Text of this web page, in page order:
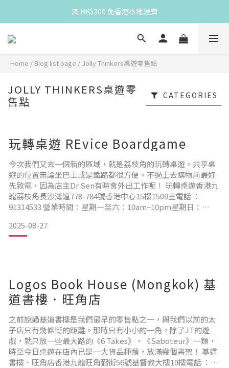
Spend HK$300 for free HK local delivery
滿 HK$300 免香港本地運費
Spend HK$300 for free HK local delivery
Home / Blog list page / Jolly Thinkers桌遊零售點
JOLLY THINKERS桌遊零
售點
CATEGORIES
玩轉桌遊 REvice Boardgame
今次我們又去一個新的區域，就是荔枝角的玩轉桌遊。共享桌
遊的位置無論坐巴士或是鐵路都很方便。不過上去購物前最好
先致電，因為店主Dr Sen有時會外出工作呢！ 玩轉桌遊香港九
龍荔枝角長沙灣道778-784號香港中心15樓1509室電話 ：
91314533 營業時間：星期一至六：10am~10pm星期日：
小魚大歷險》每次都有很多同學想買 :D▲ 店內搜羅不同地區的
桌遊，更有自家設計呢！
2025-08-27
Logos Book House (Mongkok) 基
道書樓．旺角店
之前說過基道書樓是我們最早的零售點之一，與我們以前的太
子店只有幾條街的距離。那時只有小小的一角，除了JT的遊
戲，就只放一些最大路的《6 Takes》、《Saboteur》一類，
時至今日桌遊在店內已是一大貨品種類，放滿幾個書架！ 基道
書樓．旺角店香港九龍旺角弼街56號基督教大樓10樓電話 ：